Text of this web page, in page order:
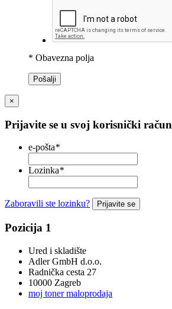
* Obavezna polja
Pošalji
×
Prijavite se u svoj korisnički račun
e-pošta*
Lozinka*
Zaboravili ste lozinku? Prijavite se
Pozicija 1
Ured i skladište
Adler GmbH d.o.o.
Radnička cesta 27
10000 Zagreb
moj toner maloprodaja